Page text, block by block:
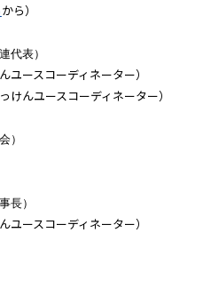
から）
代表）
ースコーディネーター）
んユースコーディネーター）
）
長）
ースコーディネーター）